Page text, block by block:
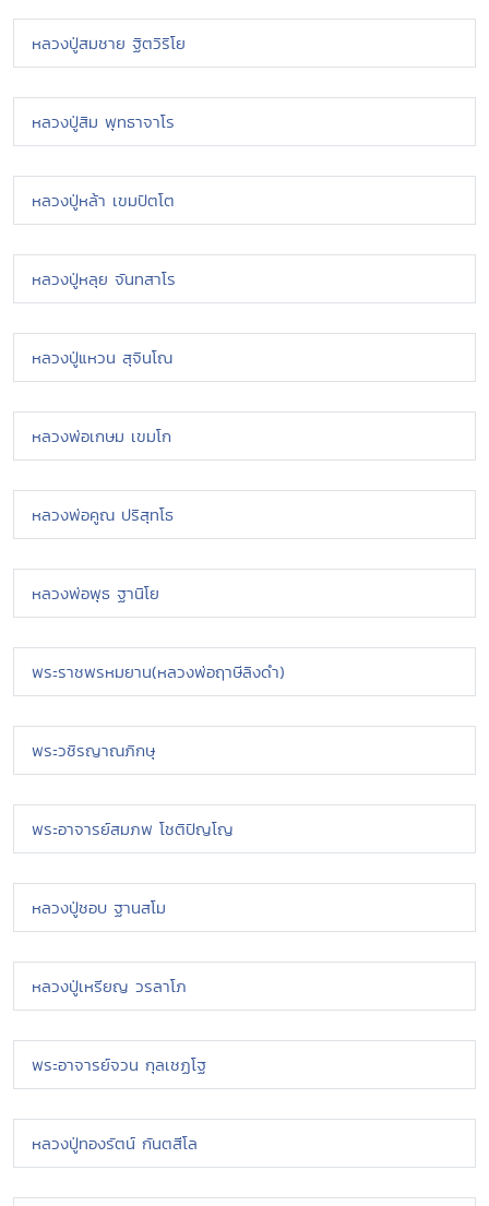
หลวงปู่สมชาย ฐิตวิริโย
หลวงปู่สิม พุทธาจาโร
หลวงปู่หล้า เขมปัตโต
หลวงปู่หลุย จันทสาโร
หลวงปู่แหวน สุจินโณ
หลวงพ่อเกษม เขมโก
หลวงพ่อคูณ ปริสุทโธ
หลวงพ่อพุธ ฐานิโย
พระราชพรหมยาน(หลวงพ่อฤาษีลิงดำ)
พระวชิรญาณภิกษุ
พระอาจารย์สมภพ โชติปัญโญ
หลวงปู่ชอบ ฐานสโม
หลวงปู่เหรียญ วรลาโภ
พระอาจารย์จวน กุลเชฏโฐ
หลวงปู่ทองรัตน์ กันตสีโล